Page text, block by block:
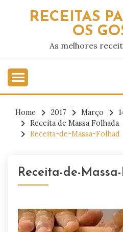
RECEITAS
OS
As melhores
Home 2017 Março
Receita de Massa Folhada
Receita-de-Massa-Folhad
Receita-de-